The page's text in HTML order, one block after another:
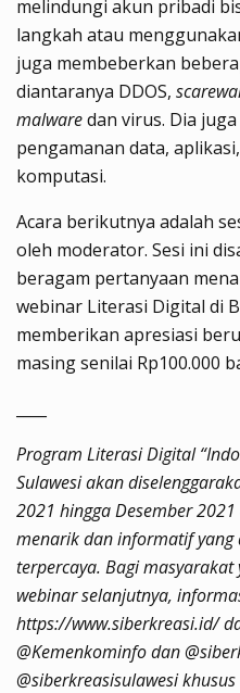
melindungi akun pribadi
langkah atau
juga membeberkan
diantaranya DDOS,
malwaredan virus. Dia
pengamanan data,
komputasi.
Acara berikutnya adalah
oleh moderator. Sesi ini
beragam pertanyaan
webinar Literasi Digital di
memberikan apresiasi
masing senilai Rp100.000
Program Literasi Digital
Sulawesi akan
2021 hingga Desember
menarik dan informatif
terpercaya. Bagi
webinar selanjutnya,
https://www.siberkreasi.id/
@Kemenkominfo dan
@siberkreasisulawesi